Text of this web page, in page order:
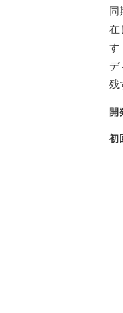
同
在
す
デ
残
開
初